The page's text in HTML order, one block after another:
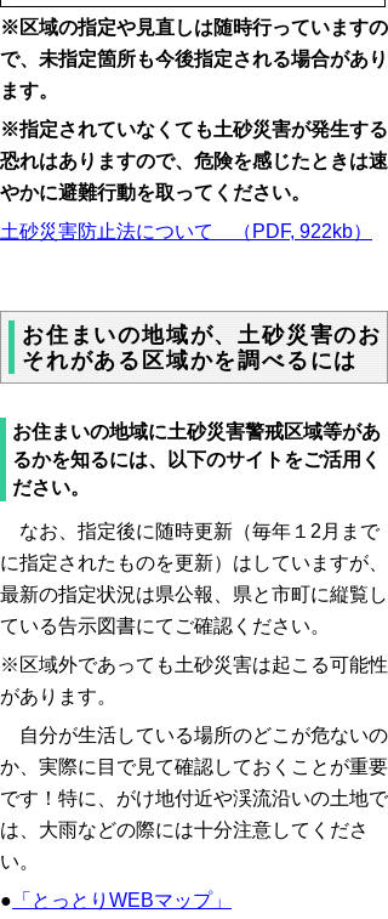
※区域の指定や見直しは随時行っていますの
で、未指定箇所も今後指定される場合があり
ます。
※指定されていなくても土砂災害が発生する
恐れはありますので、危険を感じたときは速
やかに避難行動を取ってください。
土砂災害防止法について （PDF, 922kb）
お住まいの地域が、土砂災害のお
それがある区域かを調べるには
お住まいの地域に土砂災害警戒区域等があ
るかを知るには、以下のサイトをご活用く
ださい。
なお、指定後に随時更新（毎年１2月まで
に指定されたものを更新）はしていますが、
最新の指定状況は県公報、県と市町に縦覧し
ている告示図書にてご確認ください。
※区域外であっても土砂災害は起こる可能性
があります。
自分が生活している場所のどこが危ないの
か、実際に目で見て確認しておくことが重要
です！特に、がけ地付近や渓流沿いの土地で
は、大雨などの際には十分注意してくださ
い。
● 「とっとりWEBマップ」